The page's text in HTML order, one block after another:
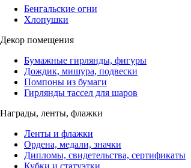
Бенгальские огни
Хлопушки
Декор помещения
Бумажные гирлянды, фигуры
Дождик, мишура, подвески
Помпоны из бумаги
Гирлянды тассел для шаров
Награды, ленты, флажки
Ленты и флажки
Ордена, медали, значки
Дипломы, свидетельства, сертификаты
Кубки и статуэтки